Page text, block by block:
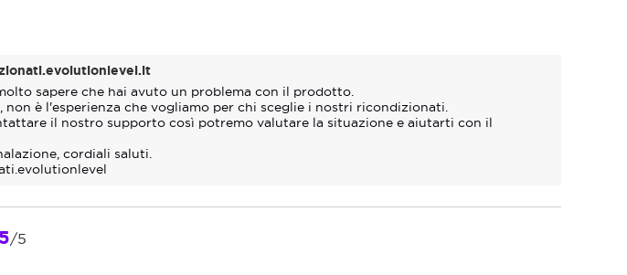
sapere che hai avuto un problema con il prodotto.
non è l'esperienza che vogliamo per chi sceglie i nostri ricondizionati.
il nostro supporto così potremo valutare la situazione e aiutarti con il
cordiali saluti.
5/5